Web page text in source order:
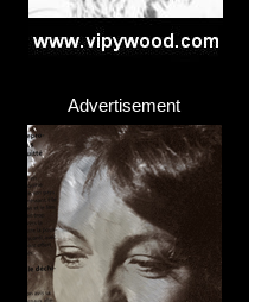
Advertisement